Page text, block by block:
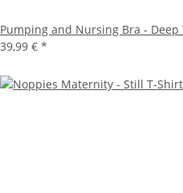
Pumping and Nursing Bra - Deep
39,99 € *